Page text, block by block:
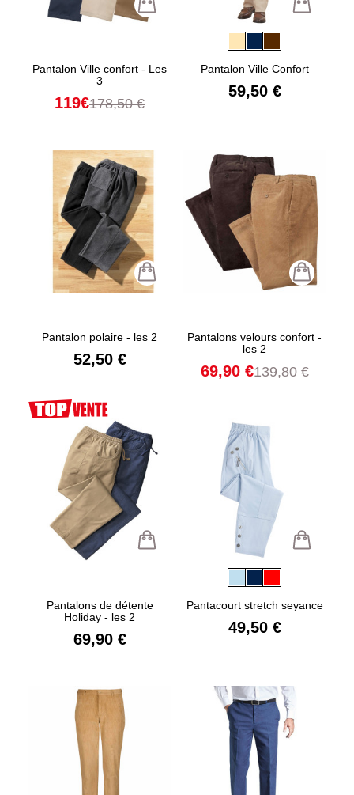
Pantalon Ville confort - Les
3
119€178,50 €
Pantalon Ville Confort
59,50 €
Pantalon polaire - les 2
52,50 €
Pantalons velours confort -
les 2
69,90 €139,80 €
Pantalons de détente
Holiday - les 2
69,90 €
Pantacourt stretch seyance
49,50 €